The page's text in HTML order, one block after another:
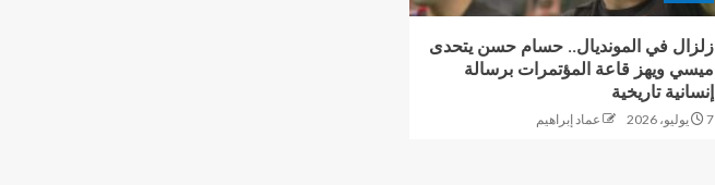
زلزال في المونديال.. حسام حسن يتحدى
ميسي ويهز قاعة المؤتمرات برسالة
إنسانية تاريخية
7 يوليو، 2026 عماد إبراهيم